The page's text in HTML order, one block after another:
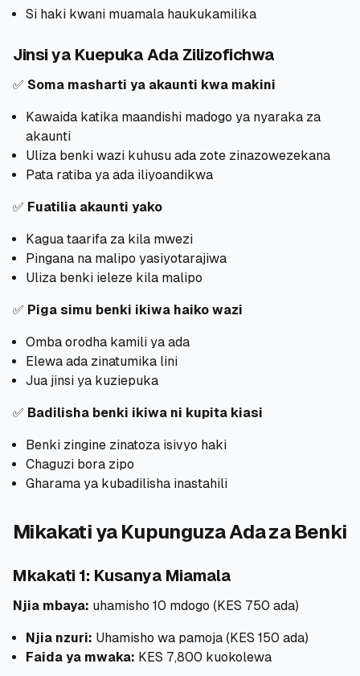
Si haki kwani muamala haukukamilika
Jinsi ya Kuepuka Ada Zilizofichwa
✅ Soma masharti ya akaunti kwa makini
Kawaida katika maandishi madogo ya nyaraka za
akaunti
Uliza benki wazi kuhusu ada zote zinazowezekana
Pata ratiba ya ada iliyoandikwa
✅ Fuatilia akaunti yako
Kagua taarifa za kila mwezi
Pingana na malipo yasiyotarajiwa
Uliza benki ieleze kila malipo
✅ Piga simu benki ikiwa haiko wazi
Omba orodha kamili ya ada
Elewa ada zinatumika lini
Jua jinsi ya kuziepuka
✅ Badilisha benki ikiwa ni kupita kiasi
Benki zingine zinatoza isivyo haki
Chaguzi bora zipo
Gharama ya kubadilisha inastahili
Mikakati ya Kupunguza Ada za Benki
Mkakati 1: Kusanya Miamala
Njia mbaya: uhamisho 10 mdogo (KES 750 ada)
Njia nzuri: Uhamisho wa pamoja (KES 150 ada)
Faida ya mwaka: KES 7,800 kuokolewa